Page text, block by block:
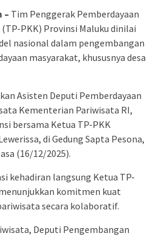
– Tim Penggerak Pemberdayaan
PKK) Provinsi Maluku dinilai
nasional dalam pengembangan
masyarakat, khususnya desa
Asisten Deputi Pemberdayaan
Kementerian Pariwisata RI,
bersama Ketua TP-PKK
di Gedung Sapta Pesona,
(16/12/2025).
kehadiran langsung Ketua TP-
komitmen kuat
secara kolaboratif.
Deputi Pengembangan